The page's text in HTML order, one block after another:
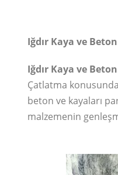
Iğdır Kaya ve
Iğdır Kaya ve
Çatlatma
beton ve kayaları
malzemenin